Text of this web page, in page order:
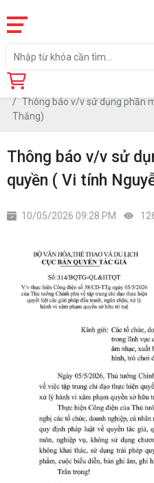
Trang chủ
Thông báo v/v sử dụng phần
Thắng)
Thông báo v/v sử
quyền ( Vi tính
10/05/2026 09:28 PM